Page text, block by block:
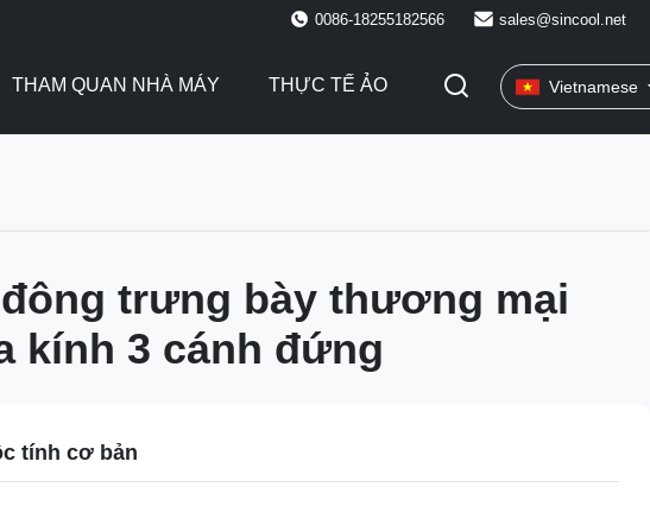
0086-18255182566 sales@sincool.net
THAM QUAN NHÀ MÁY THỰC TẾ ẢO Vietnamese
trưng bày thương mại
kính 3 cánh đứng
tính cơ bản